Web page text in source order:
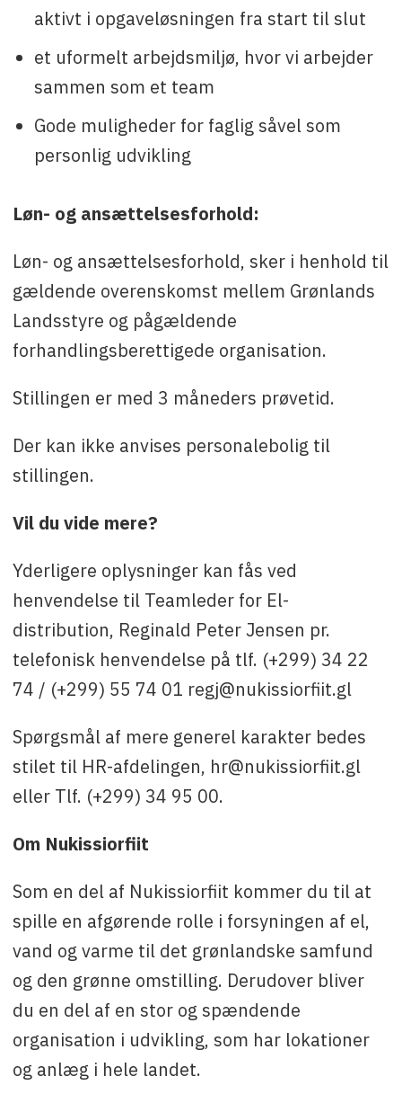
aktivt i opgaveløsningen fra start til slut
et uformelt arbejdsmiljø, hvor vi arbejder
sammen som et team
Gode muligheder for faglig såvel som
personlig udvikling
Løn- og ansættelsesforhold:
Løn- og ansættelsesforhold, sker i henhold til
gældende overenskomst mellem Grønlands
Landsstyre og pågældende
forhandlingsberettigede organisation.
Stillingen er med 3 måneders prøvetid.
Der kan ikke anvises personalebolig til
stillingen.
Vil du vide mere?
Yderligere oplysninger kan fås ved
henvendelse til Teamleder for El-
distribution, Reginald Peter Jensen pr.
telefonisk henvendelse på tlf. (+299) 34 22
74 / (+299) 55 74 01 regj@nukissiorfiit.gl
Spørgsmål af mere generel karakter bedes
stilet til HR-afdelingen, hr@nukissiorfiit.gl
eller Tlf. (+299) 34 95 00.
Om Nukissiorfiit
Som en del af Nukissiorfiit kommer du til at
spille en afgørende rolle i forsyningen af el,
vand og varme til det grønlandske samfund
og den grønne omstilling. Derudover bliver
du en del af en stor og spændende
organisation i udvikling, som har lokationer
og anlæg i hele landet.